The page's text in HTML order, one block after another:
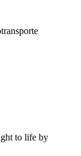
to life by